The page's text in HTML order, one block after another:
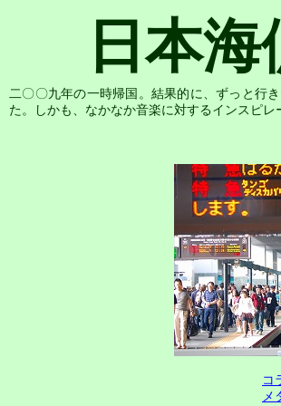
日本
二〇〇九年の一時帰国。結果的に、ずっと行
た。しかも、なかなか音楽に対するインスピ
コ
メ